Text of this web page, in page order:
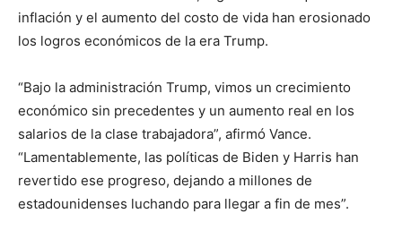
inflación y el aumento del costo de vida han erosionado
los logros económicos de la era Trump.
“Bajo la administración Trump, vimos un crecimiento
económico sin precedentes y un aumento real en los
salarios de la clase trabajadora”, afirmó Vance.
“Lamentablemente, las políticas de Biden y Harris han
revertido ese progreso, dejando a millones de
estadounidenses luchando para llegar a fin de mes”.